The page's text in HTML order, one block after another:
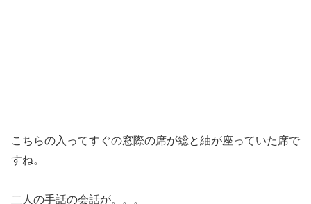
こちらの入ってすぐの窓際の席が総と紬が座っていた席で
すね。
二人の手話の会話が。。。